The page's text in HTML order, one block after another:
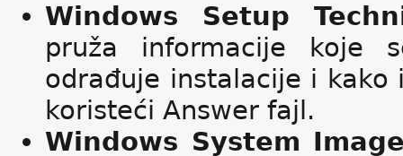
Windows Setup
pruža informacije koje
odrađuje instalacije i
koristeći Answer fajl.
Windows System